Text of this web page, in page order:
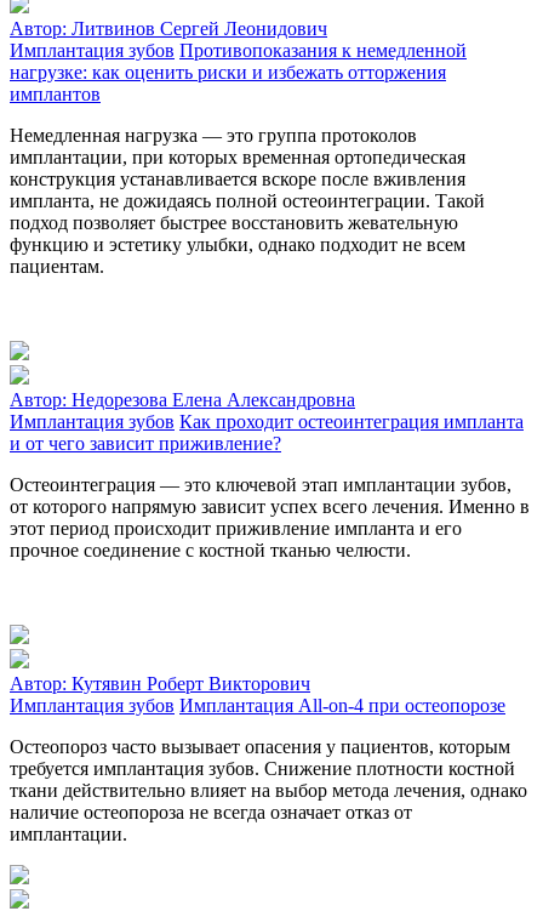
Автор: Литвинов Сергей Леонидович
Имплантация зубов Противопоказания к немедленной
нагрузке: как оценить риски и избежать отторжения
имплантов
Немедленная нагрузка — это группа протоколов
имплантации, при которых временная ортопедическая
конструкция устанавливается вскоре после вживления
импланта, не дожидаясь полной остеоинтеграции. Такой
подход позволяет быстрее восстановить жевательную
функцию и эстетику улыбки, однако подходит не всем
пациентам.
Автор: Недорезова Елена Александровна
Имплантация зубов Как проходит остеоинтеграция импланта
и от чего зависит приживление?
Остеоинтеграция — это ключевой этап имплантации зубов,
от которого напрямую зависит успех всего лечения. Именно в
этот период происходит приживление импланта и его
прочное соединение с костной тканью челюсти.
Автор: Кутявин Роберт Викторович
Имплантация зубов Имплантация All‑on‑4 при остеопорозе
Остеопороз часто вызывает опасения у пациентов, которым
требуется имплантация зубов. Снижение плотности костной
ткани действительно влияет на выбор метода лечения, однако
наличие остеопороза не всегда означает отказ от
имплантации.